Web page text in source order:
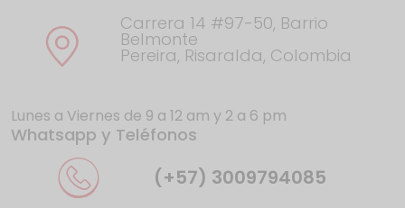
La UE da donde más duele a los gigantes
Carrera 14 #97-50, Barrio
Belmonte
Pereira, Risaralda, Colombia
Lunes a Viernes de 9 a 12 am y 2 a 6 pm
Whatsapp y Teléfonos
(+57) 3009794085